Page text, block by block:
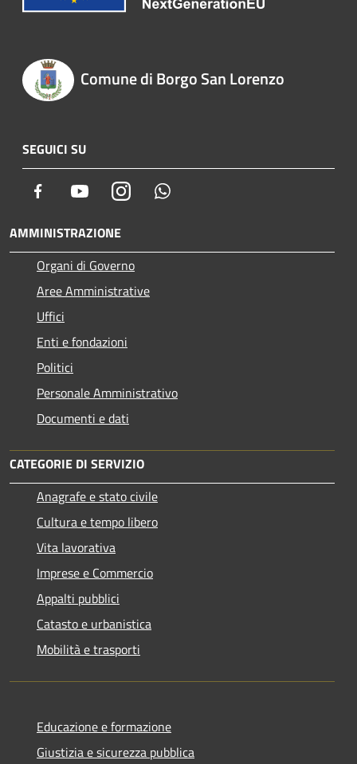
Comune di Borgo San Lorenzo
SEGUICI SU
Facebook YoutubeInstagram
AMMINISTRAZIONE
Organi di Governo
Aree Amministrative
Uffici
Enti e fondazioni
Politici
Personale Amministrativo
Documenti e dati
CATEGORIE DI SERVIZIO
Anagrafe e stato civile
Cultura e tempo libero
Vita lavorativa
Imprese e Commercio
Appalti pubblici
Catasto e urbanistica
Mobilità e trasporti
Educazione e formazione
Giustizia e sicurezza pubblica